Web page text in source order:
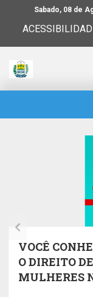
Sabado, 08 de
VOCÊ
O DIREITO
MULHERES